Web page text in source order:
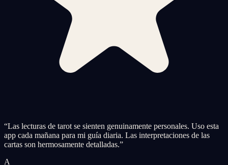
“Las lecturas de tarot se sienten genuinamente personales. Uso esta
app cada mañana para mi guía diaria. Las interpretaciones de las
cartas son hermosamente detalladas.”
A